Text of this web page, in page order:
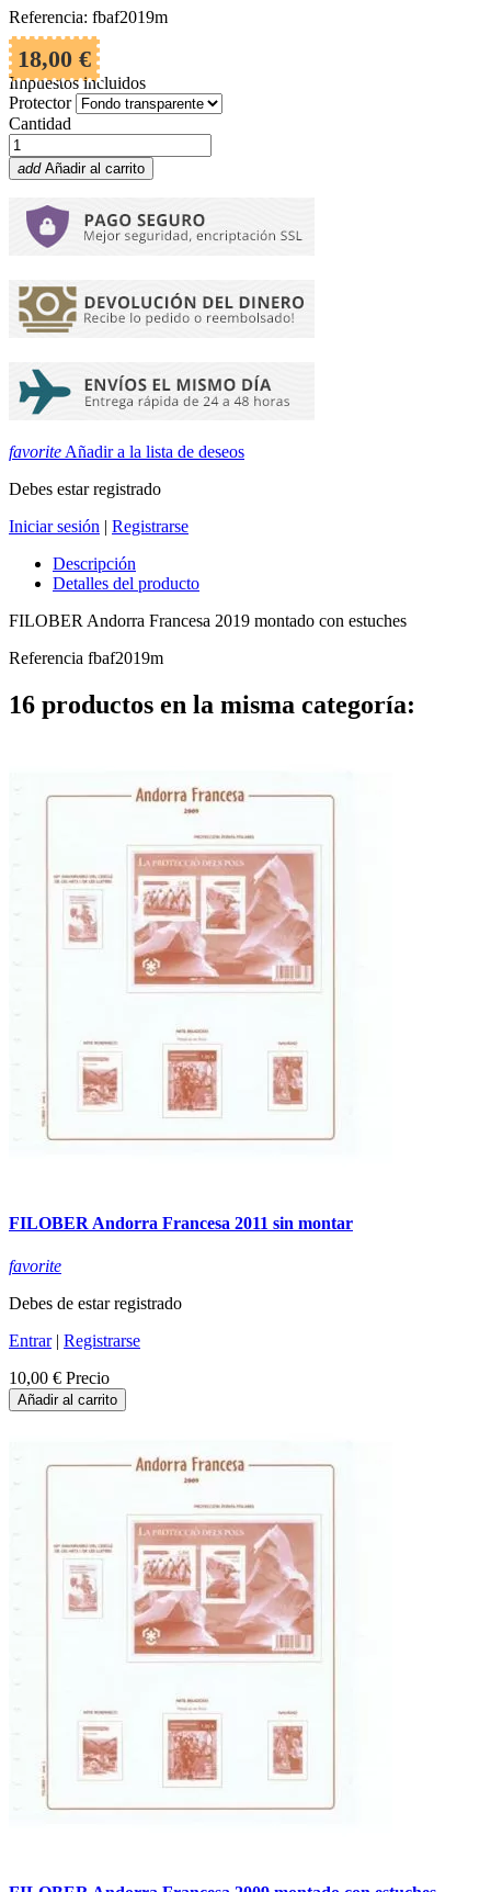
Referencia: fbaf2019m
18,00 €
Impuestos incluidos
Protector
Cantidad
add Añadir al carrito
favorite Añadir a la lista de deseos
Debes estar registrado
Iniciar sesión | Registrarse
Descripción
Detalles del producto
FILOBER Andorra Francesa 2019 montado con estuches
Referencia fbaf2019m
16 productos en la misma categoría:
FILOBER Andorra Francesa 2011 sin montar
favorite
Debes de estar registrado
Entrar| Registrarse
10,00 € Precio
Añadir al carrito